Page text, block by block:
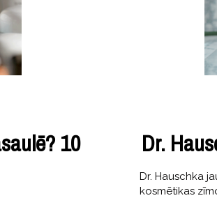
10
Dr.
Dr. Hauschka
kosmētikas